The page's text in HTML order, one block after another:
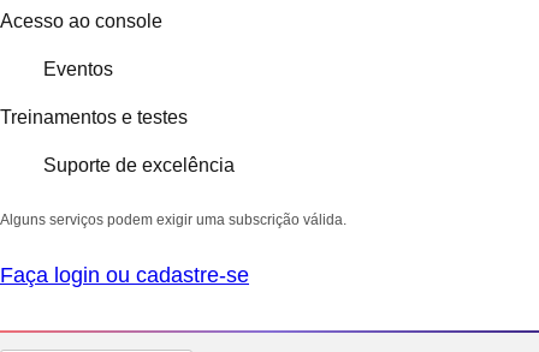
Acesso ao console
Eventos
Treinamentos e testes
Suporte de excelência
Alguns serviços podem exigir uma subscrição válida.
Faça login ou cadastre-se